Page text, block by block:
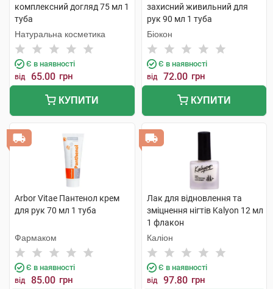
комплексний догляд 75 мл 1
туба
Натуральна косметика
Є в наявності
від 65.00 грн
КУПИТИ
захисний живильний для
рук 90 мл 1 туба
Біокон
Є в наявності
від 72.00 грн
КУПИТИ
Arbor Vitae Пантенол крем
для рук 70 мл 1 туба
Фармаком
Є в наявності
від 85.00 грн
Лак для відновлення та
зміцнення нігтів Kalyon 12 мл
1 флакон
Каліон
Є в наявності
від 97.80 грн